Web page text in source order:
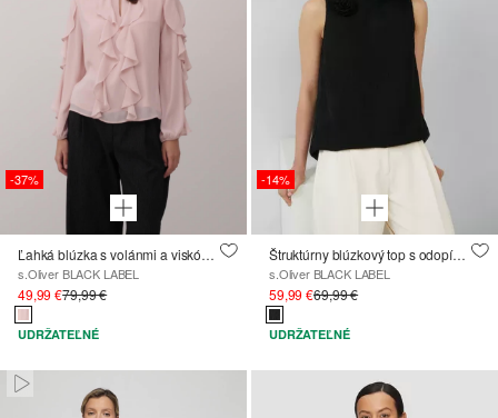
-37%
Ľahká blúzka s volánmi a viskózovou podšívkou
s.Oliver BLACK LABEL
49,99 €79,99 €
UDRŽATEĽNÉ
-14%
Štruktúrny blúzkový top s odopínateľnou blúzkou
s.Oliver BLACK LABEL
59,99 €69,99 €
UDRŽATEĽNÉ
Paused • Muted